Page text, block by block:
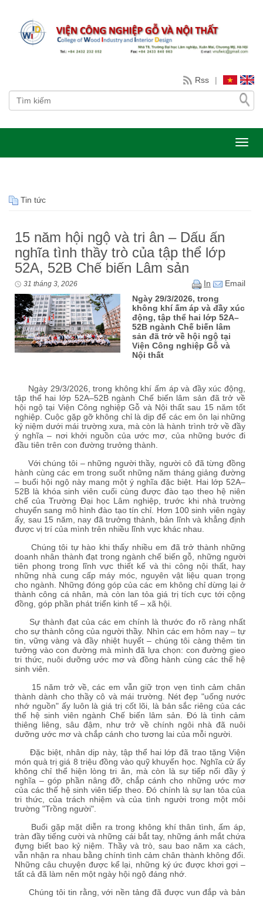
Rss |
Tin tức
15 năm hội ngộ và tri ân – Dấu ấn
nghĩa tình thầy trò của tập thể lớp
52A, 52B Chế biến Lâm sản
31 tháng 3, 2026 In
Email
Ngày 29/3/2026, trong
không khí ấm áp và đầy xúc
động, tập thể hai lớp 52A–
52B ngành Chế biến lâm
sản đã trở về hội ngộ tại
Viện Công nghiệp Gỗ và
Nội thất
Ngày 29/3/2026, trong không khí ấm áp và đầy xúc động,
tập thể hai lớp 52A–52B ngành Chế biến lâm sản đã trở về
hội ngộ tại Viện Công nghiệp Gỗ và Nội thất sau 15 năm tốt
nghiệp. Cuộc gặp gỡ không chỉ là dịp để các em ôn lại những
kỷ niệm dưới mái trường xưa, mà còn là hành trình trở về đầy
ý nghĩa – nơi khởi nguồn của ước mơ, của những bước đi
đầu tiên trên con đường trưởng thành.
Với chúng tôi – những người thầy, người cô đã từng đồng
hành cùng các em trong suốt những năm tháng giảng đường
– buổi hội ngộ này mang một ý nghĩa đặc biệt. Hai lớp 52A–
52B là khóa sinh viên cuối cùng được đào tạo theo hệ niên
chế của Trường Đại học Lâm nghiệp, trước khi nhà trường
chuyển sang mô hình đào tạo tín chỉ. Hơn 100 sinh viên ngày
ấy, sau 15 năm, nay đã trưởng thành, bản lĩnh và khẳng định
được vị trí của mình trên nhiều lĩnh vực khác nhau.
Chúng tôi tự hào khi thấy nhiều em đã trở thành những
doanh nhân thành đạt trong ngành chế biến gỗ, những người
tiên phong trong lĩnh vực thiết kế và thi công nội thất, hay
những nhà cung cấp máy móc, nguyên vật liệu quan trọng
cho ngành. Những đóng góp của các em không chỉ dừng lại ở
thành công cá nhân, mà còn lan tỏa giá trị tích cực tới cộng
đồng, góp phần phát triển kinh tế – xã hội.
Sự thành đạt của các em chính là thước đo rõ ràng nhất
cho sự thành công của người thầy. Nhìn các em hôm nay – tự
tin, vững vàng và đầy nhiệt huyết – chúng tôi càng thêm tin
tưởng vào con đường mà mình đã lựa chọn: con đường gieo
tri thức, nuôi dưỡng ước mơ và đồng hành cùng các thế hệ
sinh viên.
15 năm trở về, các em vẫn giữ trọn vẹn tình cảm chân
thành dành cho thầy cô và mái trường. Nét đẹp "uống nước
nhớ nguồn" ấy luôn là giá trị cốt lõi, là bản sắc riêng của các
thế hệ sinh viên ngành Chế biến lâm sản. Đó là tình cảm
thiêng liêng, sâu đậm, như trở về chính ngôi nhà đã nuôi
dưỡng ước mơ và chắp cánh cho tương lai của mỗi người.
Đặc biệt, nhân dịp này, tập thể hai lớp đã trao tặng Viện
món quà trị giá 8 triệu đồng vào quỹ khuyến học. Nghĩa cử ấy
không chỉ thể hiện lòng tri ân, mà còn là sự tiếp nối đầy ý
nghĩa – góp phần nâng đỡ, chắp cánh cho những ước mơ
của các thế hệ sinh viên tiếp theo. Đó chính là sự lan tỏa của
tri thức, của trách nhiệm và của tình người trong một môi
trường "Trồng người".
Buổi gặp mặt diễn ra trong không khí thân tình, ấm áp,
tràn đầy tiếng cười và những cái bắt tay, những ánh mắt chứa
đựng biết bao kỷ niệm. Thầy và trò, sau bao năm xa cách,
vẫn nhận ra nhau bằng chính tình cảm chân thành không đổi.
Những câu chuyện được kể lại, những ký ức được khơi gợi –
tất cả đã làm nên một ngày hội ngộ đáng nhớ.
Chúng tôi tin rằng, với nền tảng đã được vun đắp và bản